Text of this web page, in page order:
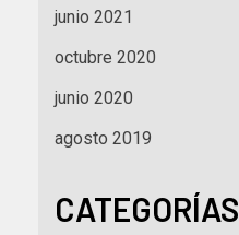
junio 2021
octubre 2020
junio 2020
agosto 2019
CATEGORÍAS